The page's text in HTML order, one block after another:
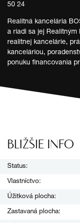
50 24
Realitná kancelária
a riadi sa jej Realitným
realitnej kancelárie,
kanceláriou,
ponuku financovania
BLIŽŠIE INFO
Status:
Vlastníctvo:
Úžitková plocha:
Zastavaná plocha: